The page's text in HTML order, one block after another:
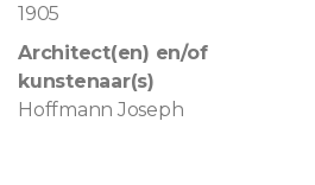
1905
Architect(en) en/of
kunstenaar(s)
Hoffmann Joseph